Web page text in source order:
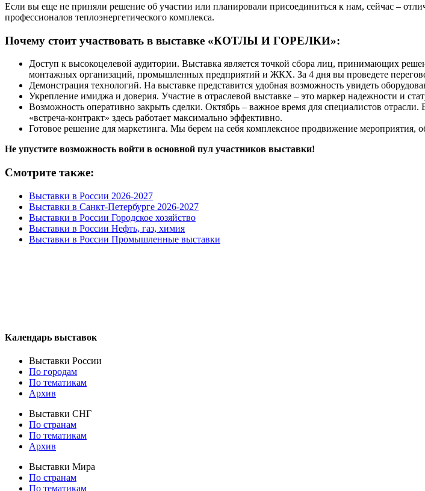
Если вы еще не приняли решение об участии или планировали присоединиться к нам, сейчас –
профессионалов теплоэнергетического комплекса.
Почему стоит участвовать в выставке «КОТЛЫ И ГОРЕЛКИ»:
Доступ к высокоцелевой аудитории. Выставка является точкой сбора лиц, принимающих
монтажных организаций, промышленных предприятий и ЖКХ. За 4 дня вы проведете
Демонстрация технологий. На выставке представится удобная возможность увидеть
Укрепление имиджа и доверия. Участие в отраслевой выставке – это маркер надежности и
Возможность оперативно закрыть сделки. Октябрь – важное время для специалистов
«встреча-контракт» здесь работает максимально эффективно.
Готовое решение для маркетинга. Мы берем на себя комплексное продвижение мероприятия,
Не упустите возможность войти в основной пул участников выставки!
Смотрите также:
Выставки в России 2026-2027
Выставки в Санкт-Петербурге 2026-2027
Выставки в России Городское хозяйство
Выставки в России Нефть, газ, химия
Выставки в России Промышленные выставки
Календарь выставок
Выставки России
По городам
По тематикам
Архив
Выставки СНГ
По странам
По тематикам
Архив
Выставки Мира
По странам
По тематикам